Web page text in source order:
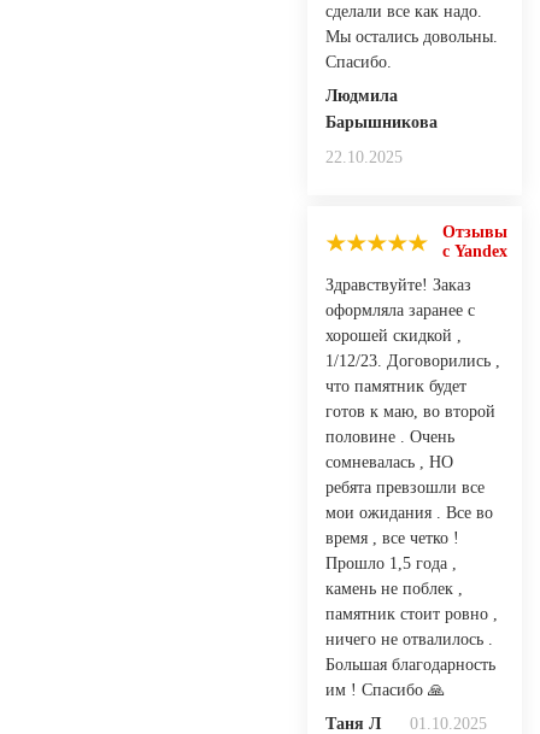
сделали все как надо.
Мы остались довольны.
Спасибо.
Людмила
Барышникова
22.10.2025
Отзывы
с Yandex
Здравствуйте! Заказ
оформляла заранее с
хорошей скидкой ,
1/12/23. Договорились ,
что памятник будет
готов к маю, во второй
половине . Очень
сомневалась , НО
ребята превзошли все
мои ожидания . Все во
время , все четко !
Прошло 1,5 года ,
камень не поблек ,
памятник стоит ровно ,
ничего не отвалилось .
Большая благодарность
им ! Спасибо 🙏
Таня Л
01.10.2025